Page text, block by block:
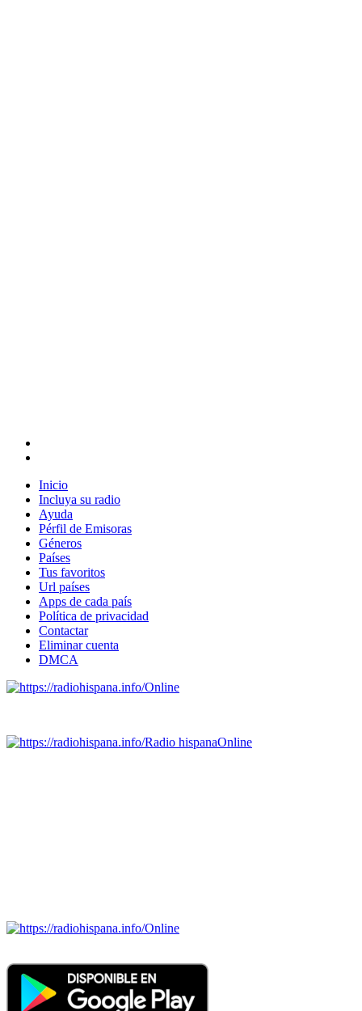
Inicio
Incluya su radio
Ayuda
Pérfil de Emisoras
Géneros
Países
Tus favoritos
Url países
Apps de cada país
Política de privacidad
Contactar
Eliminar cuenta
DMCA
Online
Radio hispanaOnline
Online